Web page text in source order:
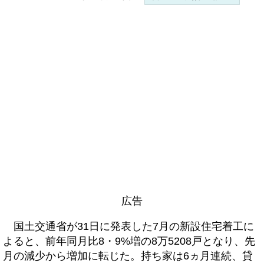
広告
国土交通省が31日に発表した7月の新設住宅着工に
よると、前年同月比8・9%増の8万5208戸となり、先
月の減少から増加に転じた。持ち家は6ヵ月連続、貸